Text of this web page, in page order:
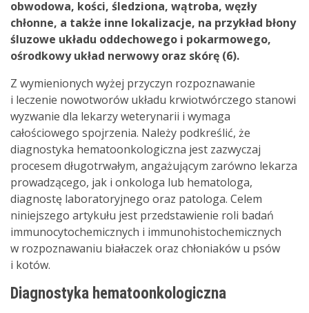
obwodowa, kości, śledziona, wątroba, węzły
chłonne, a także inne lokalizacje, na przykład błony
śluzowe układu oddechowego i pokarmowego,
ośrodkowy układ nerwowy oraz skórę (6).
Z wymienionych wyżej przyczyn rozpoznawanie
i leczenie nowotworów układu krwiotwórczego stanowi
wyzwanie dla lekarzy weterynarii i wymaga
całościowego spojrzenia. Należy podkreślić, że
diagnostyka hematoonkologiczna jest zazwyczaj
procesem długotrwałym, angażującym zarówno lekarza
prowadzącego, jak i onkologa lub hematologa,
diagnostę laboratoryjnego oraz patologa. Celem
niniejszego artykułu jest przedstawienie roli badań
immunocytochemicznych i immunohistochemicznych
w rozpoznawaniu białaczek oraz chłoniaków u psów
i kotów.
Diagnostyka hematoonkologiczna